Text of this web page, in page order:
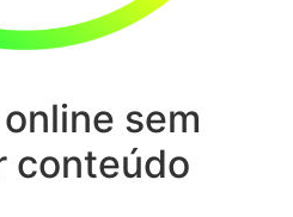
sem
conteúdo